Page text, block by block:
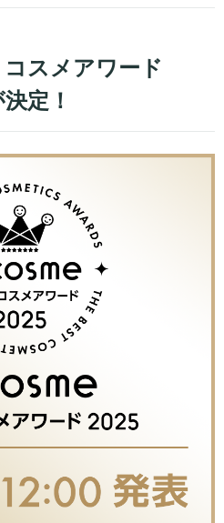
コスメアワード
定！